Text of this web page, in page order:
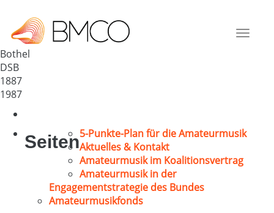
Toggle
Deutschland
27386
Bothel
DSB
1887
1987
Seiten5-Punkte-Plan für die Amateurmusik
Aktuelles & Kontakt
Amateurmusik im Koalitionsvertrag
Amateurmusik in der
Engagementstrategie des Bundes
Amateurmusikfonds